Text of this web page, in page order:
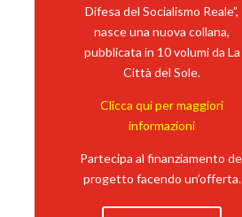
Difesa del Socialismo Reale”,
nasce una nuova collana,
pubblicata in 10 volumi da La
Città del Sole.
Clicca qui per maggiori
informazioni
Partecipa al finanziamento
progetto facendo un’offerta.